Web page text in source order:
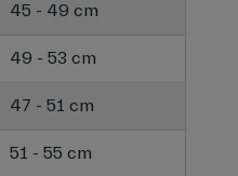
45 - 49 cm
49 - 53 cm
47 - 51 cm
51 - 55 cm